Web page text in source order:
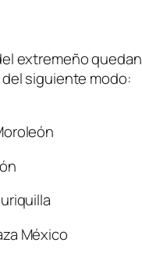
extremeño quedan
siguiente modo:
México